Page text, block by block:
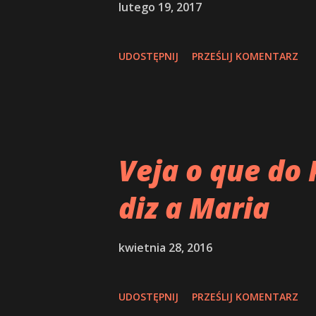
lutego 19, 2017
UDOSTĘPNIJ PRZEŚLIJ KOMENTARZ
Veja o que do
diz a Maria
kwietnia 28, 2016
UDOSTĘPNIJ PRZEŚLIJ KOMENTARZ